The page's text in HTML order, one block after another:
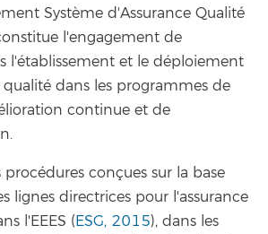
Système d'Assurance Qualité
l'engagement de
l'établissement et le déploiement
dans les programmes de
continue et de
conçues sur la base
lignes directrices pour l'assurance
l'EEES (ESG, 2015), dans les